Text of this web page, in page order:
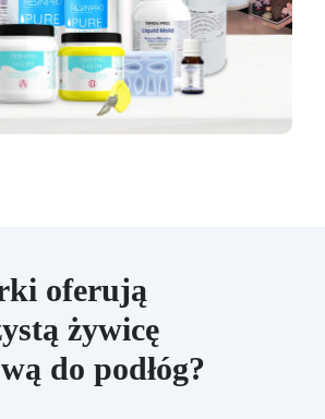
oferują
żywicę
do podłóg?